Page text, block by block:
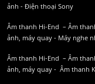
ảnh - Điện thoại Sony
Âm thanh Hi-End – Âm
ảnh, máy quay - Máy nghe
Âm thanh Hi-End – Âm
ảnh, máy quay - Âm thanh